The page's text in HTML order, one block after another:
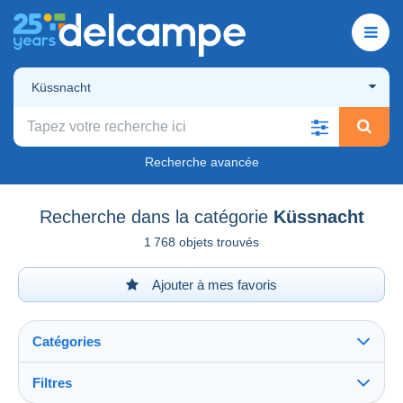
Küssnacht
Recherche avancée
Recherche dans la catégorie Küssnacht
1 768 objets trouvés
Ajouter à mes favoris
Catégories
Filtres